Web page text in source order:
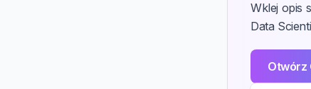
Wklej opis
Data
Otwórz